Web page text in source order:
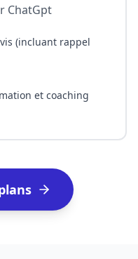
ChatGpt
(incluant rappel
et coaching